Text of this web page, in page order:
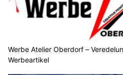
Werbe Atelier Oberdorf –
Werbeartikel